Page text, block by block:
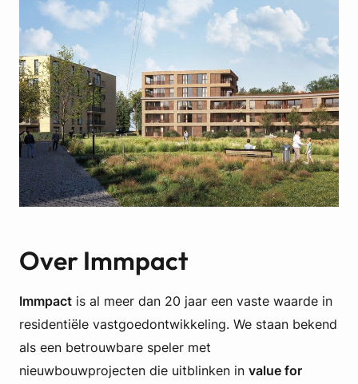
Over Immpact
Immpact is al meer dan 20 jaar een vaste waarde in
residentiële vastgoedontwikkeling. We staan bekend
als een betrouwbare speler met
nieuwbouwprojecten die uitblinken in value for